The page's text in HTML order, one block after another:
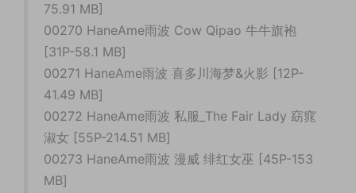
75.91 MB]
00270 HaneAme雨波 Cow Qipao 牛牛旗袍
[31P-58.1 MB]
00271 HaneAme雨波 喜多川海梦&火影 [12P-
41.49 MB]
00272 HaneAme雨波 私服_The Fair Lady 窈窕
淑女 [55P-214.51 MB]
00273 HaneAme雨波 漫威 绯红女巫 [45P-153
MB]